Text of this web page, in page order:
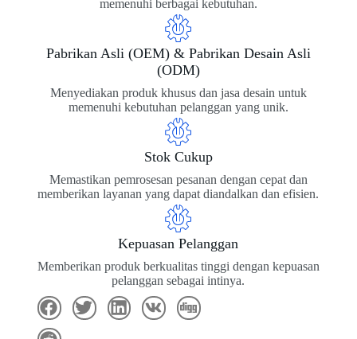
memenuhi berbagai kebutuhan.
Pabrikan Asli (OEM) & Pabrikan Desain Asli
(ODM)
Menyediakan produk khusus dan jasa desain untuk
memenuhi kebutuhan pelanggan yang unik.
Stok Cukup
Memastikan pemrosesan pesanan dengan cepat dan
memberikan layanan yang dapat diandalkan dan efisien.
Kepuasan Pelanggan
Memberikan produk berkualitas tinggi dengan kepuasan
pelanggan sebagai intinya.